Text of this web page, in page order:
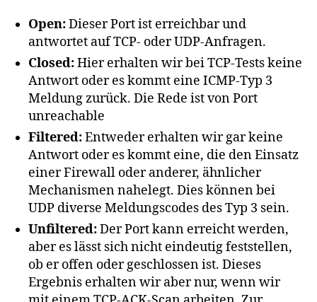
Open:Dieser Port ist erreichbar und
antwortet auf TCP- oder UDP-Anfragen.
Closed:Hier erhalten wir bei TCP-Tests keine
Antwort oder es kommt eine ICMP-Typ 3
Meldung zurück. Die Rede ist von Port
unreachable
Filtered:Entweder erhalten wir gar keine
Antwort oder es kommt eine, die den Einsatz
einer Firewall oder anderer, ähnlicher
Mechanismen nahelegt. Dies können bei
UDP diverse Meldungscodes des Typ 3 sein.
Unfiltered:Der Port kann erreicht werden,
aber es lässt sich nicht eindeutig feststellen,
ob er offen oder geschlossen ist. Dieses
Ergebnis erhalten wir aber nur, wenn wir